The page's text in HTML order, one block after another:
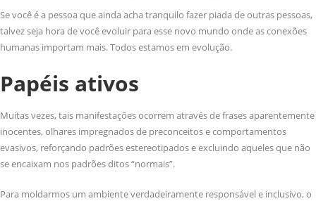
Se você é a pessoa que ainda acha tranquilo fazer piada de outras pessoas,
talvez seja hora de você evoluir para esse novo mundo onde as conexões
humanas importam mais. Todos estamos em evolução.
Papéis ativos
Muitas vezes, tais manifestações ocorrem através de frases aparentemente
inocentes, olhares impregnados de preconceitos e comportamentos
evasivos, reforçando padrões estereotipados e excluindo aqueles que não
se encaixam nos padrões ditos “normais”.
Para moldarmos um ambiente verdadeiramente responsável e inclusivo, o